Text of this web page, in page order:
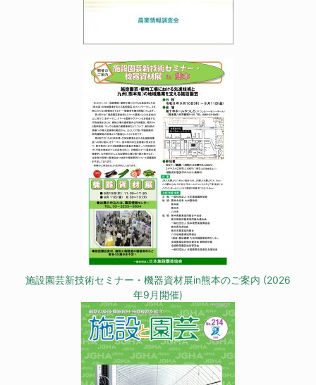
施設園芸新技術セミナー・機器資材展in熊本のご案内 (2026
年9月開催)